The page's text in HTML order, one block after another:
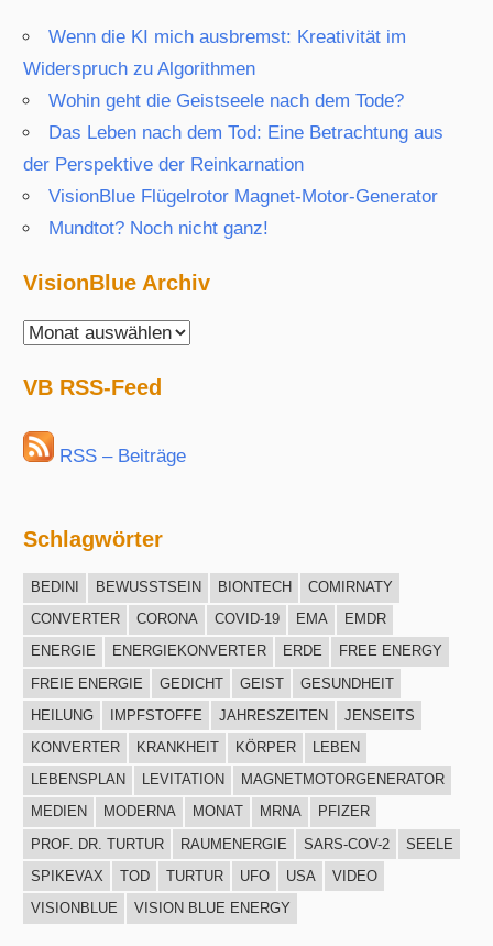
Wenn die KI mich ausbremst: Kreativität im
Widerspruch zu Algorithmen
Wohin geht die Geistseele nach dem Tode?
Das Leben nach dem Tod: Eine Betrachtung aus
der Perspektive der Reinkarnation
VisionBlue Flügelrotor Magnet-Motor-Generator
Mundtot? Noch nicht ganz!
VisionBlue Archiv
VisionBlue
VB RSS-Feed
RSS – Beiträge
Schlagwörter
BEDINI BEWUSSTSEIN BIONTECH
COMIRNATY
CONVERTER
CORONA COVID-19 EMA
EMDR
ENERGIE
ENERGIEKONVERTER ERDE
FREE ENERGY
FREIE ENERGIE
GEDICHT GEIST
GESUNDHEIT
HEILUNG
IMPFSTOFFE JAHRESZEITEN
JENSEITS
KONVERTER
KRANKHEIT KÖRPER
LEBEN
LEBENSPLAN
LEVITATION
MAGNETMOTORGENERATOR
MEDIEN
MODERNA MONAT MRNA
PFIZER
PROF. DR. TURTUR
RAUMENERGIE SARS-COV-2
SEELE
SPIKEVAX
TOD TURTUR UFO USA
VIDEO
VISIONBLUE
VISION BLUE ENERGY